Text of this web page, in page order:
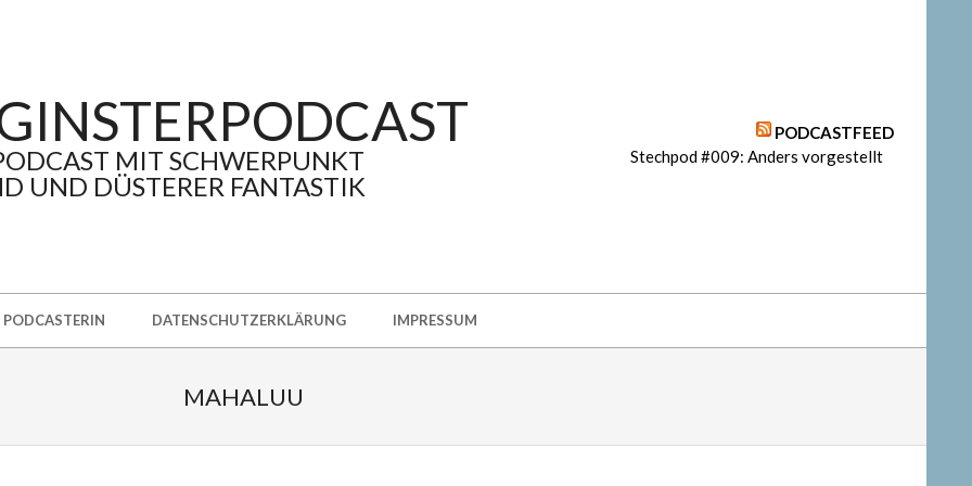
MIT SCHWERPUNKT
UND DÜSTERER FANTASTIK
PODCASTFEED
Stechpod #009: Anders vorgestellt
PODCASTERIN DATENSCHUTZERKLÄRUNG IMPRESSUM
MAHALUU